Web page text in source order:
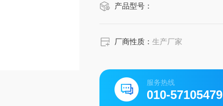
产品型号：
厂商性质：生产厂家
服务热线
010-57105479